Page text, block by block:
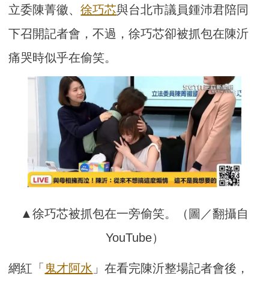
立委陳菁徽、徐巧芯與台北市議員鍾沛君陪同
下召開記者會，不過，徐巧芯卻被抓包在陳沂
痛哭時似乎在偷笑。
▲徐巧芯被抓包在一旁偷笑。（圖／翻攝自
YouTube）
網紅「 鬼才阿水 」在看完陳沂整場記者會後，